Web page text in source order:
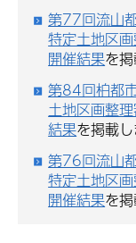
第77回流山
特定土地区
開催結果を掲
第84回柏都
土地区画整
結果を掲載し
第76回流山
特定土地区
開催結果を掲